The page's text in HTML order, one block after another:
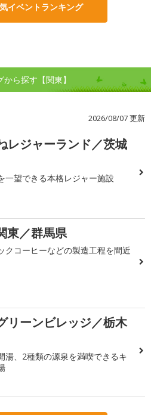
イベントランキング
ら探す【関東】
2026/08/07 更新
レジャーランド／茨城
一望できる本格レジャー施設
東／群馬県
クコーヒーなどの製造工程を間近
リーンビレッジ／栃木
湯、2種類の源泉を満喫できるキ